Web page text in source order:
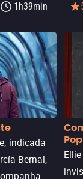
1h39min
indicada
Bernal,